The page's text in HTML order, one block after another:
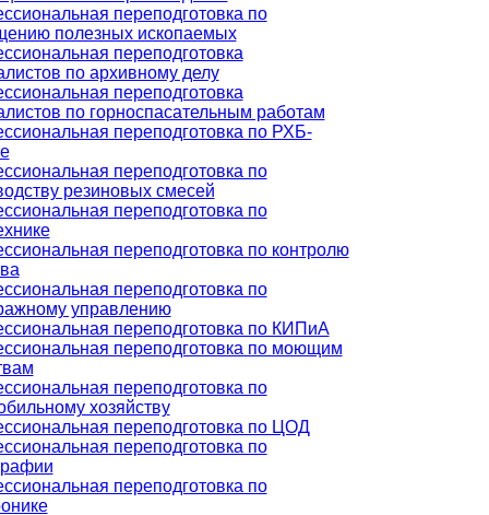
переподготовка по
полезных ископаемых
переподготовка
по архивному делу
переподготовка
по горноспасательным работам
переподготовка по РХБ-
переподготовка по
резиновых смесей
переподготовка по
переподготовка по контролю
переподготовка по
управлению
переподготовка по КИПиА
переподготовка по моющим
переподготовка по
хозяйству
переподготовка по ЦОД
переподготовка по
переподготовка по